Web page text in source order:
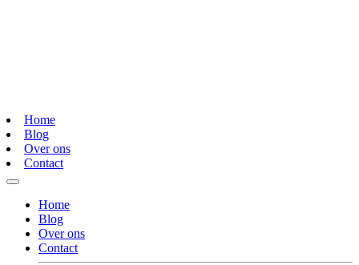
Home
Blog
Over ons
Contact
Home
Blog
Over ons
Contact